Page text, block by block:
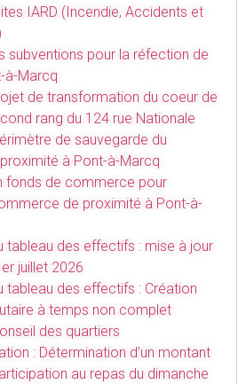
IARD (Incendie, Accidents et
subventions pour la réfection de
à-Marcq
de transformation du coeur de
rang du 124 rue Nationale
de sauvegarde du
à Pont-à-Marcq
fonds de commerce pour
de proximité à Pont-à-
tableau des effectifs : mise à jour
juillet 2026
tableau des effectifs : Création
à temps non complet
des quartiers
: Détermination d’un montant
au repas du dimanche